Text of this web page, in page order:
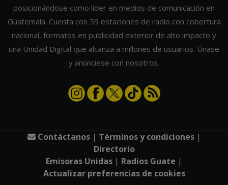
posicionándose como líder en medios de comunicación en
Guatemala. Cuenta con 59 estaciones de radio con cobertura
nacional, formatos en publicidad exterior de alto impacto y
una Unidad Digital que alcanza a millones de usuarios. Únase
y anúnciese con nosotros.
Contáctanos| Términos y condiciones|
Directorio
Emisoras Unidas | Radios Guate |
Actualizar preferencias de cookies